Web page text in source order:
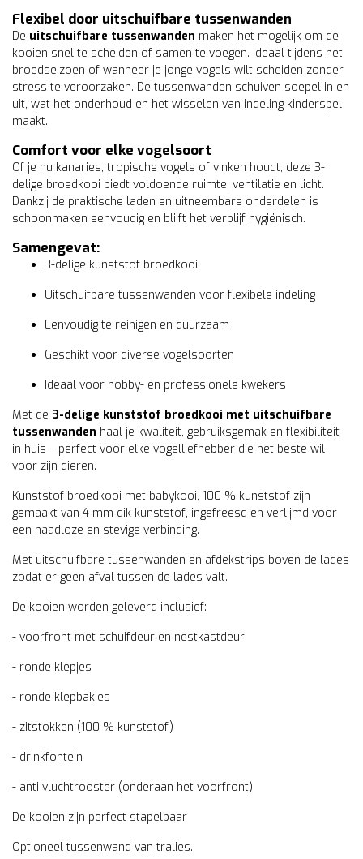
Flexibel door uitschuifbare tussenwanden
De uitschuifbare tussenwanden maken het mogelijk om de
kooien snel te scheiden of samen te voegen. Ideaal tijdens het
broedseizoen of wanneer je jonge vogels wilt scheiden zonder
stress te veroorzaken. De tussenwanden schuiven soepel in en
uit, wat het onderhoud en het wisselen van indeling kinderspel
maakt.
Comfort voor elke vogelsoort
Of je nu kanaries, tropische vogels of vinken houdt, deze 3-
delige broedkooi biedt voldoende ruimte, ventilatie en licht.
Dankzij de praktische laden en uitneembare onderdelen is
schoonmaken eenvoudig en blijft het verblijf hygiënisch.
Samengevat:
3-delige kunststof broedkooi
Uitschuifbare tussenwanden voor flexibele indeling
Eenvoudig te reinigen en duurzaam
Geschikt voor diverse vogelsoorten
Ideaal voor hobby- en professionele kwekers
Met de 3-delige kunststof broedkooi met uitschuifbare
tussenwanden haal je kwaliteit, gebruiksgemak en flexibiliteit
in huis – perfect voor elke vogelliefhebber die het beste wil
voor zijn dieren.
Kunststof broedkooi met babykooi, 100 % kunststof zijn
gemaakt van 4 mm dik kunststof, ingefreesd en verlijmd voor
een naadloze en stevige verbinding.
Met uitschuifbare tussenwanden en afdekstrips boven de lades
zodat er geen afval tussen de lades valt.
De kooien worden geleverd inclusief:
- voorfront met schuifdeur en nestkastdeur
- ronde klepjes
- ronde klepbakjes
- zitstokken (100 % kunststof)
- drinkfontein
- anti vluchtrooster (onderaan het voorfront)
De kooien zijn perfect stapelbaar
Optioneel tussenwand van tralies.